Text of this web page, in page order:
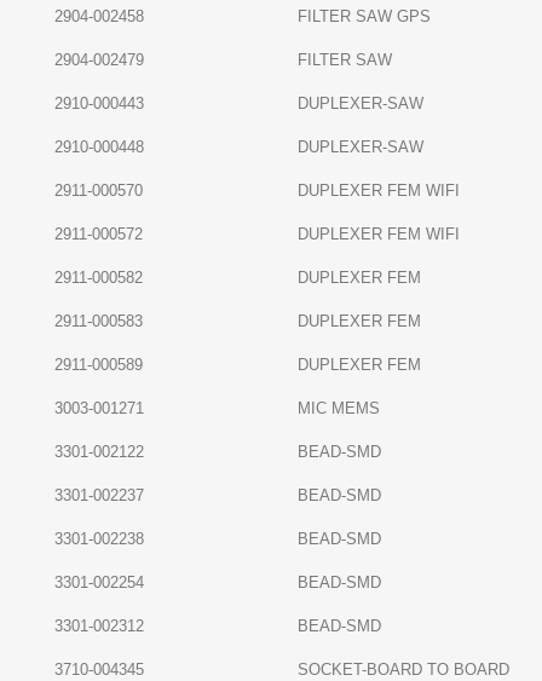
2904-002458 FILTER SAW GPS
2904-002479 FILTER SAW
2910-000443 DUPLEXER-SAW
2910-000448 DUPLEXER-SAW
2911-000570 DUPLEXER FEM WIFI
2911-000572 DUPLEXER FEM WIFI
2911-000582 DUPLEXER FEM
2911-000583 DUPLEXER FEM
2911-000589 DUPLEXER FEM
3003-001271 MIC MEMS
3301-002122 BEAD-SMD
3301-002237 BEAD-SMD
3301-002238 BEAD-SMD
3301-002254 BEAD-SMD
3301-002312 BEAD-SMD
3710-004345 SOCKET-BOARD TO BOARD